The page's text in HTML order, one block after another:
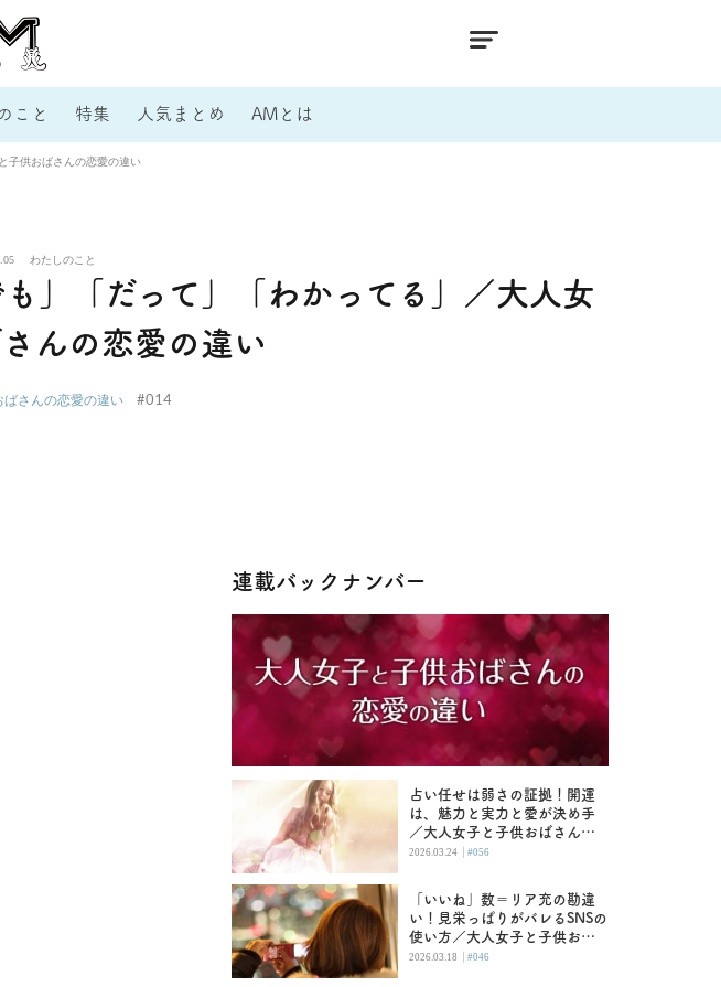
こと 特集 人気まとめ AMとは
子供おばさんの恋愛の違い
わたしのこと
」「だって」「わかってる」／大人女
んの恋愛の違い
ばさんの恋愛の違い #014
連載バックナンバー
占い任せは弱さの証拠！開運
は、魅力と実力と愛が決め手
／大人女子と子供おばさんの
恋愛の違い
2026.03.24 | #056
「いいね」数＝リア充の勘違
い！見栄っぱりがバレるSNSの
使い方／大人女子と子供おば
さんの恋愛の違い
2026.03.18 | #046